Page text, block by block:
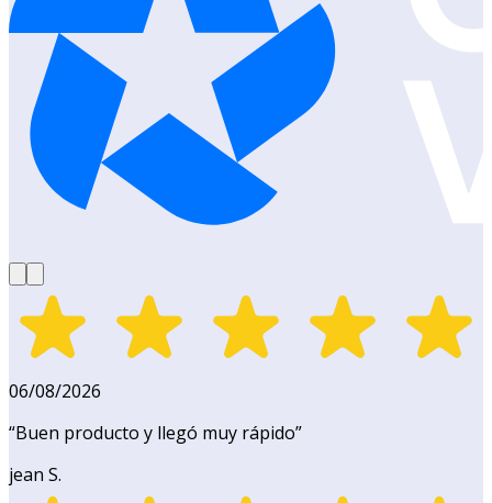
06/08/2026
“Buen producto y llegó muy rápido”
jean S.